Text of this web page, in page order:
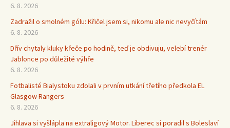
6. 8. 2026
Zadražil o smolném gólu: Křičel jsem si, nikomu ale nic nevyčítám
6. 8. 2026
Dřív chytaly kluky křeče po hodině, teď je obdivuju, velebí trenér
Jablonce po důležité výhře
6. 8. 2026
Fotbalisté Bialystoku zdolali v prvním utkání třetího předkola EL
Glasgow Rangers
6. 8. 2026
Jihlava si vyšlápla na extraligový Motor. Liberec si poradil s Boleslaví